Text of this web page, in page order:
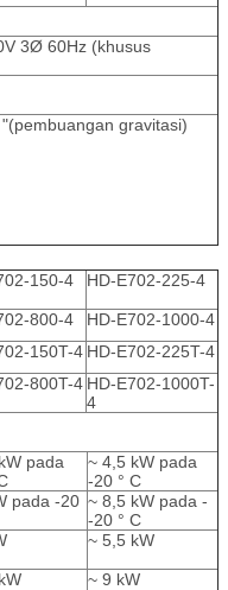
3Ø 60Hz (khusus
gravitasi)
150-4 HD-E702-225-4
800-4
HD-E702-1000-4
150T-4 HD-E702-225T-4
800T-4 HD-E702-1000T-
4
pada
~ 4,5 kW pada
-20 ° C
pada -20 ~ 8,5 kW pada -
-20 ° C
~ 5,5 kW
~ 9 kW